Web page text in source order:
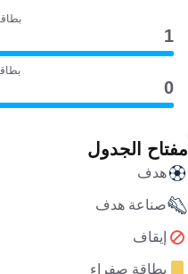
1
0
مفتاح الجدول
هدف
صناعة هدف
إيقاف
بطاقة صفراء